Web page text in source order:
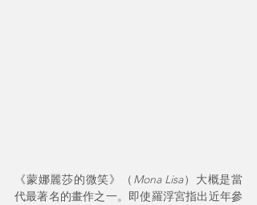
《蒙娜麗莎的微笑》（ Mona Lisa）大概是當
代最著名的畫作之一。即使羅浮宮指出近年參